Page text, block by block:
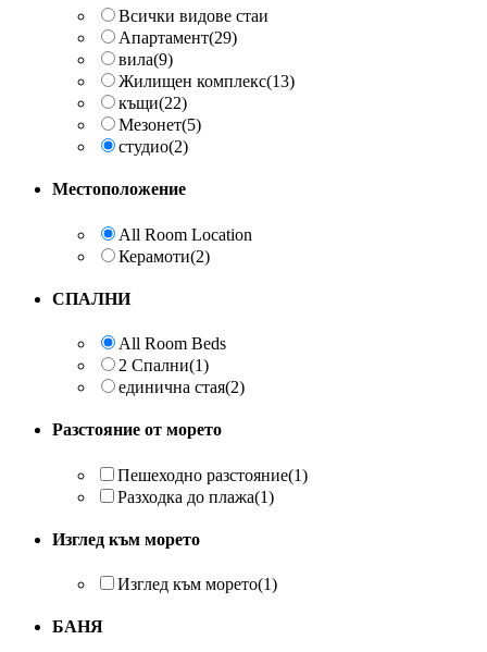
Всички видове стаи
Aпартамент(29)
вила(9)
Жилищен комплекс(13)
къщи(22)
Мезонет(5)
студио(2)
Местоположение
All Room Location
Керамоти(2)
СПАЛНИ
All Room Beds
2 Спални(1)
единична стая(2)
Разстояние от морето
Пешеходно разстояние(1)
Разходка до плажа(1)
Изглед към морето
Изглед към морето(1)
БАНЯ